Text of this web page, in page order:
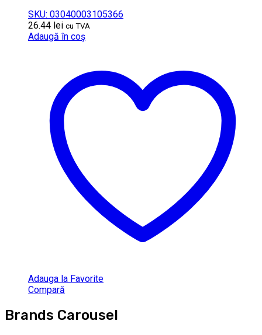
SKU: 03040003105366
26.44 lei cu TVA
Adaugă în coș
Adauga la Favorite
Compară
Brands Carousel